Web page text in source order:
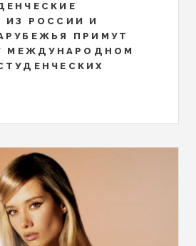
ИЗ РОССИИ И
ПРИМУТ
МЕЖДУНАРОДНОМ